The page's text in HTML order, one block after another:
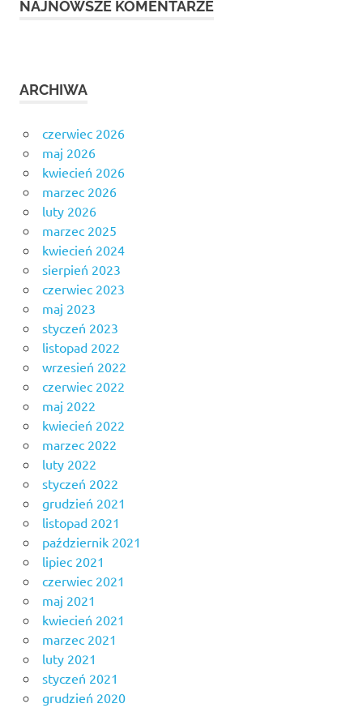
NAJNOWSZE KOMENTARZE
ARCHIWA
czerwiec 2026
maj 2026
kwiecień 2026
marzec 2026
luty 2026
marzec 2025
kwiecień 2024
sierpień 2023
czerwiec 2023
maj 2023
styczeń 2023
listopad 2022
wrzesień 2022
czerwiec 2022
maj 2022
kwiecień 2022
marzec 2022
luty 2022
styczeń 2022
grudzień 2021
listopad 2021
październik 2021
lipiec 2021
czerwiec 2021
maj 2021
kwiecień 2021
marzec 2021
luty 2021
styczeń 2021
grudzień 2020